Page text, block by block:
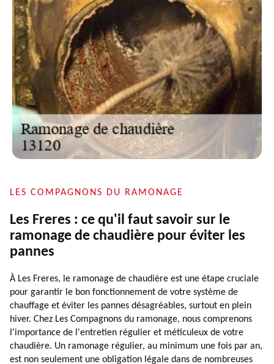
LES COMPAGNONS DU RAMONAGE
Les Freres : ce qu'il faut savoir sur le
ramonage de chaudière pour éviter les
pannes
À Les Freres, le ramonage de chaudière est une étape cruciale
pour garantir le bon fonctionnement de votre système de
chauffage et éviter les pannes désagréables, surtout en plein
hiver. Chez Les Compagnons du ramonage, nous comprenons
l'importance de l'entretien régulier et méticuleux de votre
chaudière. Un ramonage régulier, au minimum une fois par an,
est non seulement une obligation légale dans de nombreuses